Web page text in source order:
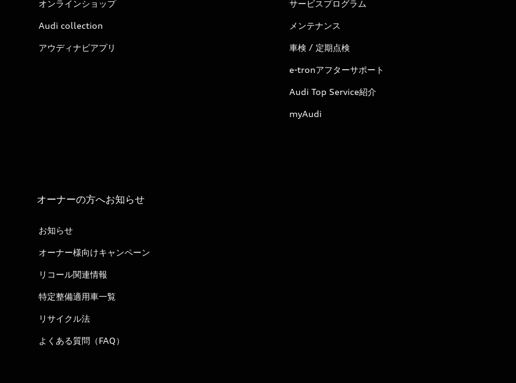
オンラインショップ
Audi collection
アウディナビアプリ
サービスプログラム
メンテナンス
車検 / 定期点検
e-tronアフターサポート
Audi Top Service紹介
myAudi
オーナーの方へお知らせ
お知らせ
オーナー様向けキャンペーン
リコール関連情報
特定整備適用車一覧
リサイクル法
よくある質問（FAQ）